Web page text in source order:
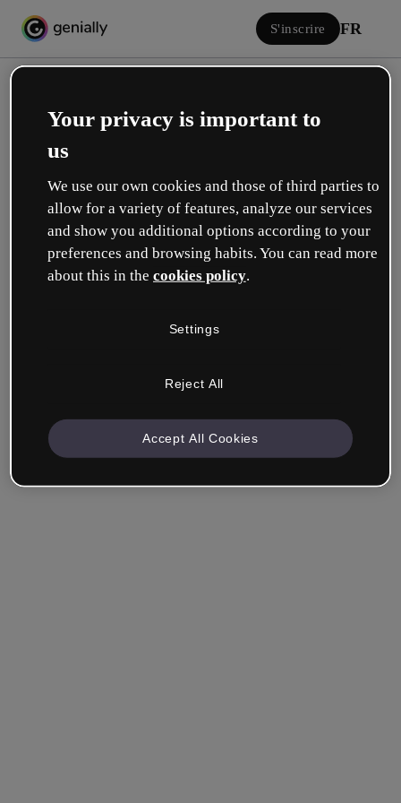
S'inscrire FR
Se connecter
Connectez-vous avec Google
Se souvenir de moi Vous avez oublié votre mot de passe ?
Your privacy is important to
us
We use our own cookies and those of third parties to
allow for a variety of features, analyze our services
and show you additional options according to your
preferences and browsing habits. You can read more
about this in the cookies policy.
Settings
Reject All
Accept All Cookies